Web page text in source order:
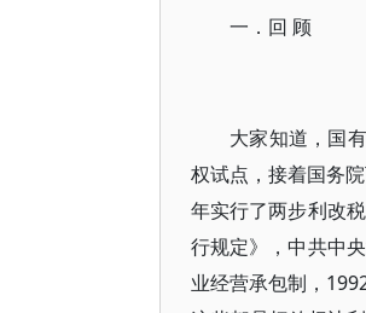
一．回 顾
大家知道，国
权试点，接着国务
年实行了两步利改
行规定》，中共中
业经营承包制，